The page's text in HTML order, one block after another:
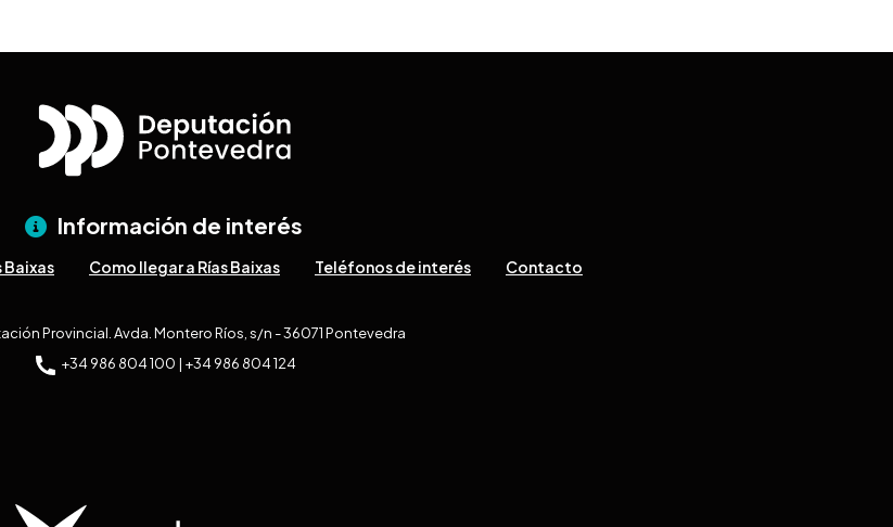
Información de interés
Baixas Como llegar a Rías Baixas Teléfonos de interés Contacto
Provincial. Avda. Montero Ríos, s/n - 36071 Pontevedra
+34 986 804 100 | +34 986 804 124